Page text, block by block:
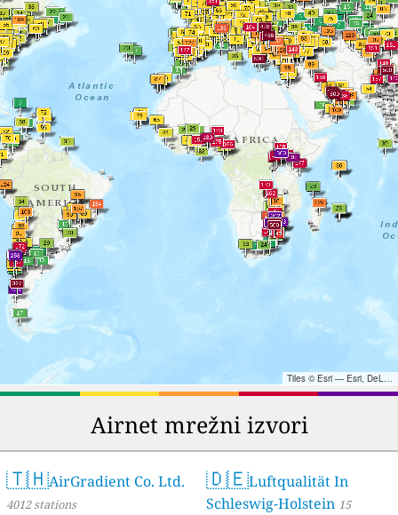
Tiles © Esri — Esri, DeLorme, NAVTEQ, TomTom, Intermap, iPC, USGS, FAO, NPS, NRCAN, GeoBase, Kadaster NL, Ordnance Survey, Esri Japan, METI, Esri China (Hong Kong), and the GIS User Community
Airnet mrežni izvori
🇹🇭AirGradient Co. Ltd.
4012 stations
🇩🇪Luftqualität In
Schleswig-Holstein 15